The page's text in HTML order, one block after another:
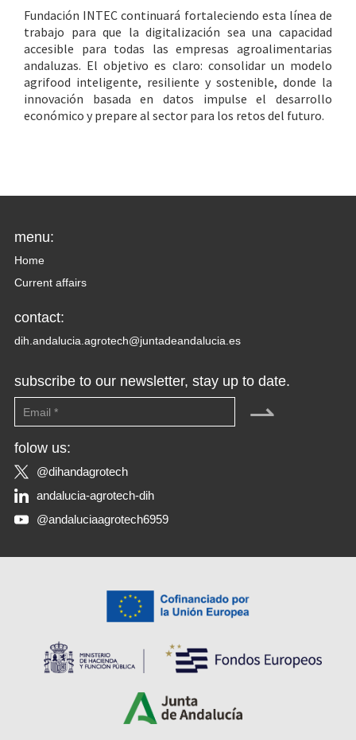
Fundación INTEC continuará fortaleciendo esta línea de
trabajo para que la digitalización sea una capacidad
accesible para todas las empresas agroalimentarias
andaluzas. El objetivo es claro: consolidar un modelo
agrifood inteligente, resiliente y sostenible, donde la
innovación basada en datos impulse el desarrollo
económico y prepare al sector para los retos del futuro.
menu:
Home
Current affairs
contact:
dih.andalucia.agrotech@juntadeandalucia.es
subscribe to our newsletter, stay up to date.
⇀
folow us:
@dihandagrotech
andalucia-agrotech-dih
@andaluciaagrotech6959